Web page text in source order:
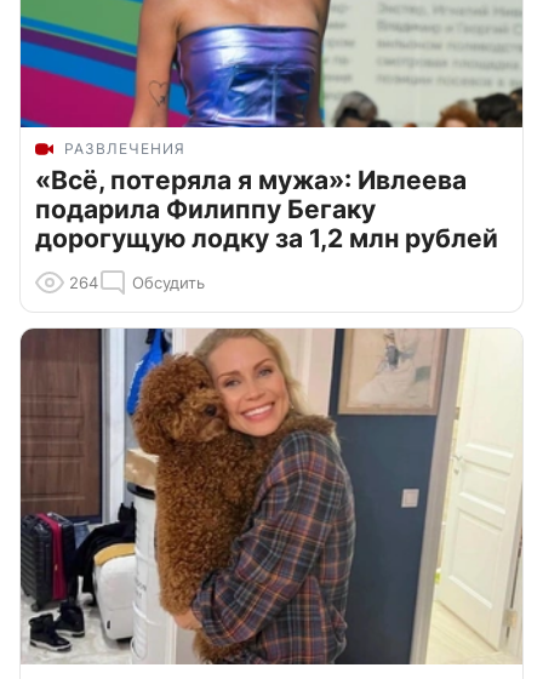
РАЗВЛЕЧЕНИЯ
«Всё, потеряла я мужа»: Ивлеева
подарила Филиппу Бегаку
дорогущую лодку за 1,2 млн рублей
264 Обсудить